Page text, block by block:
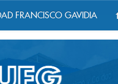
FRANCISCO GAVIDIA